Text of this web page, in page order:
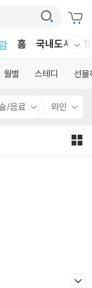
홈 국내도서
월별 스테디 선물
/음료 와인